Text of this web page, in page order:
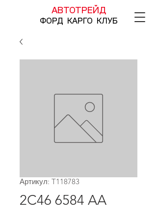
АВТОТРЕЙД
ФОРД КАРГО КЛУБ
Артикул: T118783
2C46 6584 AA